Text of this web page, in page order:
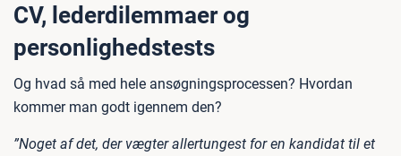
CV, lederdilemmaer og
personlighedstests
Og hvad så med hele ansøgningsprocessen? Hvordan
kommer man godt igennem den?
”Noget af det, der vægter allertungest for en kandidat til et